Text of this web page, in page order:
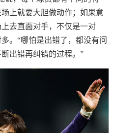
上就要大胆做动作；如果意
去直面对手，不仅是一对
。“哪怕是出错了，都没有问
出错再纠错的过程。”